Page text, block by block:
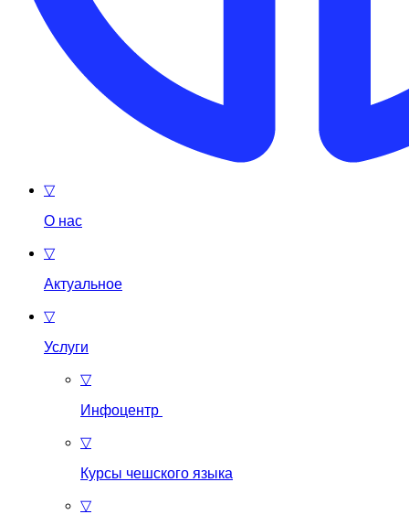
▽
О нас
▽
Актуальное
▽
Услуги
▽
Инфоцентр
▽
Курсы чешского языка
▽